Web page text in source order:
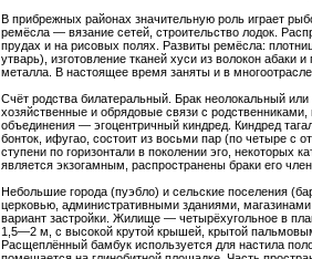
В прибрежных районах значительную роль играет
ремёсла — вязание сетей, строительство лодок.
прудах и на рисовых полях. Развиты ремёсла:
утварь), изготовление тканей хуси из волокон абаки
металла. В настоящее время заняты и в
Счёт родства билатеральный. Брак неолокальный
хозяйственные и обрядовые связи с
объединения — эгоцентричный киндред. Киндред
бонток, ифугао, состоит из восьми пар (по четыре с
ступени по горизонтали в поколении эго, некоторых
является экзогамным, распространены браки его
Небольшие города (пуэбло) и сельские поселения
церковью, административными зданиями,
вариант застройки. Жилище — четырёхугольное в
1,5—2 м, с высокой крутой крышей, крытой
Расщеплённый бамбук используется для настила